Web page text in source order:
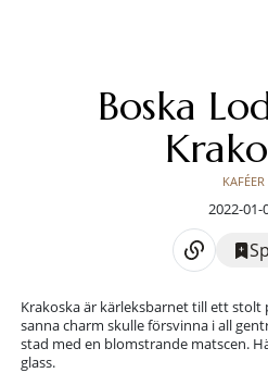
Boska
KAFÉER
2022-01-
Krakoska är kärleksbarnet till ett
sanna charm skulle försvinna i all
stad med en blomstrande matscen.
glass.